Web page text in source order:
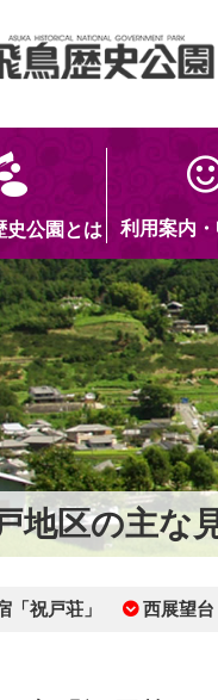
史公園とは 利用案内
地区の主な
「祝戸荘」 西展望台